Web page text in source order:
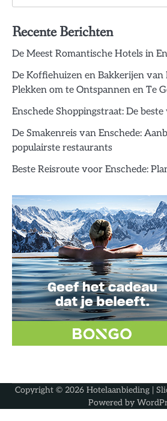
Recente Berichten
De Meest Romantische Hotels in
De Koffiehuizen en Bakkerijen van
Plekken om te Ontspannen en Te
Enschede Shoppingstraat: De
De Smakenreis van Enschede:
populairste restaurants
Beste Reisroute voor Enschede:
Copyright © 2026 Hotelaanbieding|
Powered by